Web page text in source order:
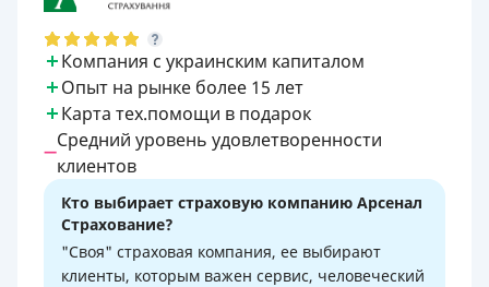
Компания с украинским капиталом
Опыт на рынке более 15 лет
Карта тех.помощи в подарок
Средний уровень удовлетворенности
клиентов
Кто выбирает страховую компанию Арсенал
Страхование?
"Своя" страховая компания, ее выбирают
клиенты, которым важен сервис, человеческий